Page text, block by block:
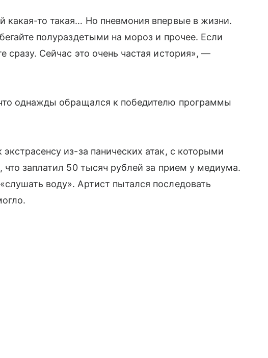
какая-то такая… Но пневмония впервые в жизни.
полураздетыми на мороз и прочее. Если
сразу. Сейчас это очень частая история», —
однажды обращался к победителю программы
из-за панических атак, с которыми
заплатил 50 тысяч рублей за прием у медиума.
воду». Артист пытался последовать